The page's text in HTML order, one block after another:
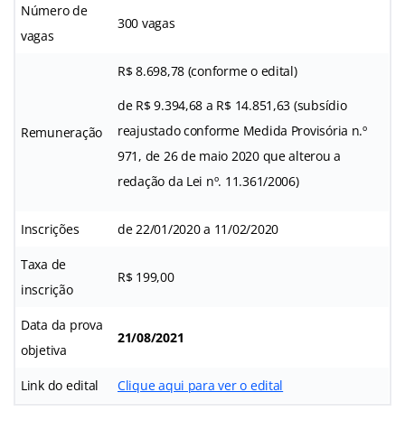
Número de
vagas
300 vagas
Remuneração
R$ 8.698,78 (conforme o edital)
de R$ 9.394,68 a R$ 14.851,63 (subsídio
reajustado conforme Medida Provisória n.º
971, de 26 de maio 2020 que alterou a
redação da Lei nº. 11.361/2006)
Inscrições de 22/01/2020 a 11/02/2020
Taxa de
inscrição
R$ 199,00
Data da prova
objetiva
21/08/2021
Link do edital Clique aqui para ver o edital